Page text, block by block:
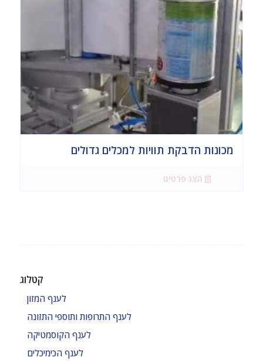
מכונות הדבקת תוויות למכלים גדולים
הצג פרטים
קטלוג
לענף המזון
לענף התרופות ותוספי התזונה
לענף הקוסמטיקה
לענף הכימיכלים